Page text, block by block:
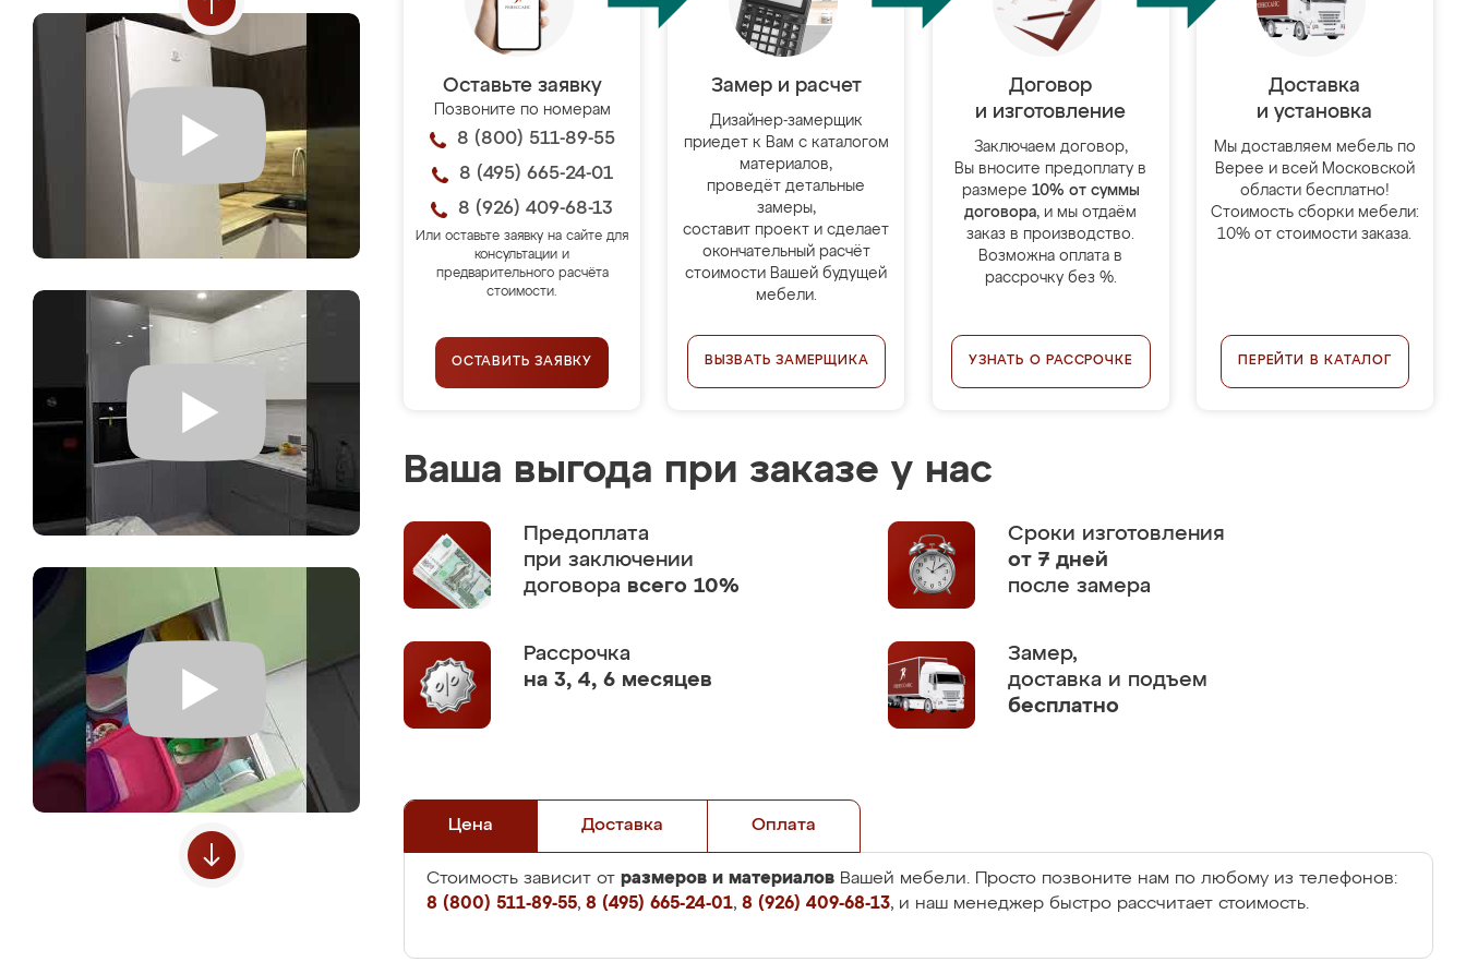
Оставьте заявку
Позвоните по номерам
8 (800) 511-89-55
8 (495) 665-24-01
8 (926) 409-68-13
Или оставьте заявку на сайте для
консультации и
предварительного расчёта
стоимости.
ОСТАВИТЬ ЗАЯВКУ
Замер и расчет
Дизайнер-замерщик
приедет к Вам с каталогом
материалов,
проведёт детальные
замеры,
составит проект и сделает
окончательный расчёт
стоимости Вашей будущей
мебели.
ВЫЗВАТЬ ЗАМЕРЩИКА
Договор
и изготовление
Заключаем договор,
Вы вносите предоплату в
размере 10% от суммы
договора, и мы отдаём
заказ в производство.
Возможна оплата в
рассрочку без %.
УЗНАТЬ О РАССРОЧКЕ
Доставка
и установка
Мы доставляем мебель по
Верее и всей Московской
области бесплатно!
Стоимость сборки мебели:
10% от стоимости заказа.
ПЕРЕЙТИ В КАТАЛОГ
Ваша выгода при заказе у нас
Предоплата
при заключении
договора всего 10%
Сроки изготовления
от 7 дней
после замера
Рассрочка
на 3, 4, 6 месяцев
Замер,
доставка и подъем
бесплатно
Цена Доставка Оплата
Стоимость зависит от размеров и материалов Вашей мебели. Просто позвоните нам по любому из телефонов:
8 (800) 511-89-55, 8 (495) 665-24-01, 8 (926) 409-68-13, и наш менеджер быстро рассчитает стоимость.